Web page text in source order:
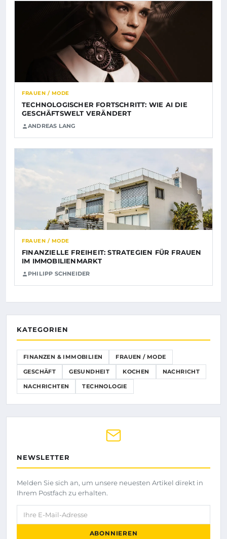
FRAUEN / MODE
TECHNOLOGISCHER FORTSCHRITT: WIE AI DIE
GESCHÄFTSWELT VERÄNDERT
ANDREAS LANG
FRAUEN / MODE
FINANZIELLE FREIHEIT: STRATEGIEN FÜR FRAUEN
IM IMMOBILIENMARKT
PHILIPP SCHNEIDER
KATEGORIEN
FINANZEN & IMMOBILIEN FRAUEN / MODE
GESCHÄFT GESUNDHEIT KOCHEN NACHRICHT
NACHRICHTEN TECHNOLOGIE
NEWSLETTER
Melden Sie sich an, um unsere neuesten Artikel direkt in
Ihrem Postfach zu erhalten.
Ihre E-Mail-Adresse
ABONNIEREN